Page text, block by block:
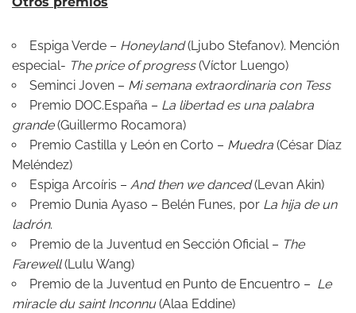
Espiga Verde – Honeyland(Ljubo Stefanov). Mención
especial- The price of progress(Víctor Luengo)
Seminci Joven – Mi semana extraordinaria con Tess
Premio DOC.España – La libertad es una palabra
grande(Guillermo Rocamora)
Premio Castilla y León en Corto – Muedra (César Díaz
Meléndez)
Espiga Arcoíris – And then we danced(Levan Akin)
Premio Dunia Ayaso – Belén Funes, por La hija de un
ladrón.
Premio de la Juventud en Sección Oficial – The
Farewell(Lulu Wang)
Premio de la Juventud en Punto de Encuentro – Le
miracle du saint Inconnu(Alaa Eddine)